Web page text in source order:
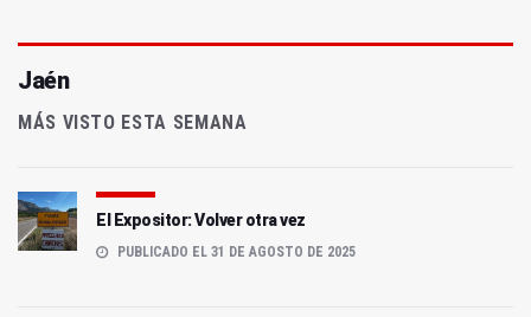
Jaén
MÁS VISTO ESTA SEMANA
El Expositor: Volver otra vez
PUBLICADO EL 31 DE AGOSTO DE 2025